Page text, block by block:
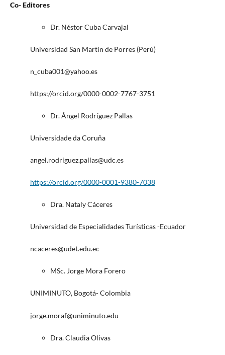
Co- Editores
Dr. Néstor Cuba Carvajal
Universidad San Martin de Porres (Perú)
n_cuba001@yahoo.es
https://orcid.org/0000-0002-7767-3751
Dr. Ángel Rodríguez Pallas
Universidade da Coruña
angel.rodriguez.pallas@udc.es
https://orcid.org/0000-0001-9380-7038
Dra. Nataly Cáceres
Universidad de Especialidades Turísticas -Ecuador
ncaceres@udet.edu.ec
MSc. Jorge Mora Forero
UNIMINUTO, Bogotá- Colombia
jorge.moraf@uniminuto.edu
Dra. Claudia Olivas